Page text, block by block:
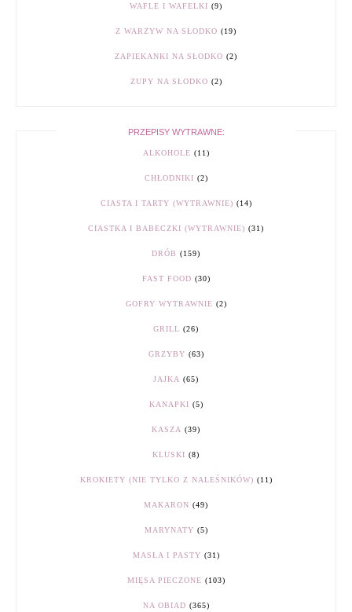
WAFLE I WAFELKI (9)
Z WARZYW NA SŁODKO (19)
ZAPIEKANKI NA SŁODKO (2)
ZUPY NA SŁODKO (2)
PRZEPISY WYTRAWNE:
ALKOHOLE (11)
CHŁODNIKI (2)
CIASTA I TARTY (WYTRAWNIE) (14)
CIASTKA I BABECZKI (WYTRAWNIE) (31)
DRÓB (159)
FAST FOOD (30)
GOFRY WYTRAWNIE (2)
GRILL (26)
GRZYBY (63)
JAJKA (65)
KANAPKI (5)
KASZA (39)
KLUSKI (8)
KROKIETY (NIE TYLKO Z NALEŚNIKÓW) (11)
MAKARON (49)
MARYNATY (5)
MASŁA I PASTY (31)
MIĘSA PIECZONE (103)
NA OBIAD (365)